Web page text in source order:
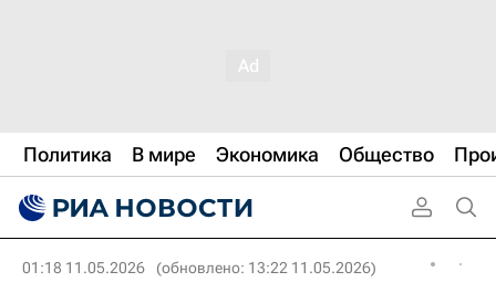
Политика В мире Экономика Общество
01:18 11.05.2026 (обновлено: 13:22 11.05.2026)